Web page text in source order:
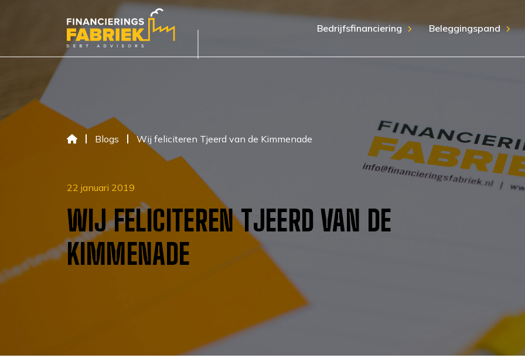
Bedrijfsfinanciering Beleggingspand
Blogs Wij feliciteren Tjeerd van de Kimmenade
22 januari 2019
WIJ FELICITEREN TJEERD VAN DE
KIMMENADE